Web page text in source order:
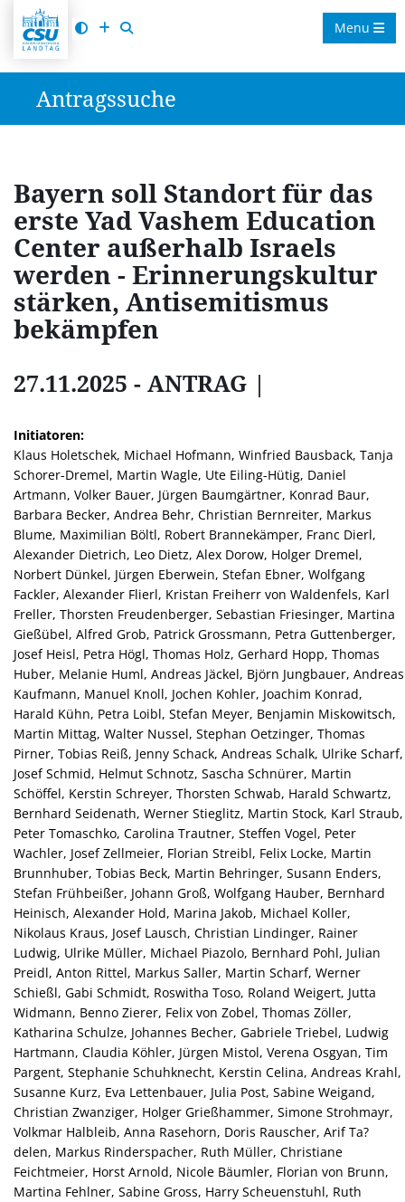
Menu
Antragssuche
Bayern soll Standort für das
erste Yad Vashem Education
Center außerhalb Israels
werden - Erinnerungskultur
stärken, Antisemitismus
bekämpfen
27.11.2025 - ANTRAG |
Initiatoren:
Klaus Holetschek, Michael Hofmann, Winfried Bausback, Tanja
Schorer-Dremel, Martin Wagle, Ute Eiling-Hütig, Daniel
Artmann, Volker Bauer, Jürgen Baumgärtner, Konrad Baur,
Barbara Becker, Andrea Behr, Christian Bernreiter, Markus
Blume, Maximilian Böltl, Robert Brannekämper, Franc Dierl,
Alexander Dietrich, Leo Dietz, Alex Dorow, Holger Dremel,
Norbert Dünkel, Jürgen Eberwein, Stefan Ebner, Wolfgang
Fackler, Alexander Flierl, Kristan Freiherr von Waldenfels, Karl
Freller, Thorsten Freudenberger, Sebastian Friesinger, Martina
Gießübel, Alfred Grob, Patrick Grossmann, Petra Guttenberger,
Josef Heisl, Petra Högl, Thomas Holz, Gerhard Hopp, Thomas
Huber, Melanie Huml, Andreas Jäckel, Björn Jungbauer, Andreas
Kaufmann, Manuel Knoll, Jochen Kohler, Joachim Konrad,
Harald Kühn, Petra Loibl, Stefan Meyer, Benjamin Miskowitsch,
Martin Mittag, Walter Nussel, Stephan Oetzinger, Thomas
Pirner, Tobias Reiß, Jenny Schack, Andreas Schalk, Ulrike Scharf,
Josef Schmid, Helmut Schnotz, Sascha Schnürer, Martin
Schöffel, Kerstin Schreyer, Thorsten Schwab, Harald Schwartz,
Bernhard Seidenath, Werner Stieglitz, Martin Stock, Karl Straub,
Peter Tomaschko, Carolina Trautner, Steffen Vogel, Peter
Wachler, Josef Zellmeier, Florian Streibl, Felix Locke, Martin
Brunnhuber, Tobias Beck, Martin Behringer, Susann Enders,
Stefan Frühbeißer, Johann Groß, Wolfgang Hauber, Bernhard
Heinisch, Alexander Hold, Marina Jakob, Michael Koller,
Nikolaus Kraus, Josef Lausch, Christian Lindinger, Rainer
Ludwig, Ulrike Müller, Michael Piazolo, Bernhard Pohl, Julian
Preidl, Anton Rittel, Markus Saller, Martin Scharf, Werner
Schießl, Gabi Schmidt, Roswitha Toso, Roland Weigert, Jutta
Widmann, Benno Zierer, Felix von Zobel, Thomas Zöller,
Katharina Schulze, Johannes Becher, Gabriele Triebel, Ludwig
Hartmann, Claudia Köhler, Jürgen Mistol, Verena Osgyan, Tim
Pargent, Stephanie Schuhknecht, Kerstin Celina, Andreas Krahl,
Susanne Kurz, Eva Lettenbauer, Julia Post, Sabine Weigand,
Christian Zwanziger, Holger Grießhammer, Simone Strohmayr,
Volkmar Halbleib, Anna Rasehorn, Doris Rauscher, Arif Ta?
delen, Markus Rinderspacher, Ruth Müller, Christiane
Feichtmeier, Horst Arnold, Nicole Bäumler, Florian von Brunn,
Martina Fehlner, Sabine Gross, Harry Scheuenstuhl, Ruth